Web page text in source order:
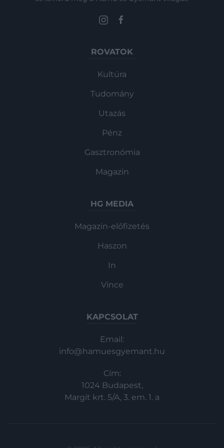
ROVATOK
Kultúra
Tudomány
Utazás
Pénz
Gasztronómia
Magazin
HG MEDIA
Magazin-előfizetés
Haszon
In
Vince
KAPCSOLAT
Email:
info@hamuesgyemant.hu
Cím:
1024 Budapest,
Margit krt. 5/A, 3. em. 1. a